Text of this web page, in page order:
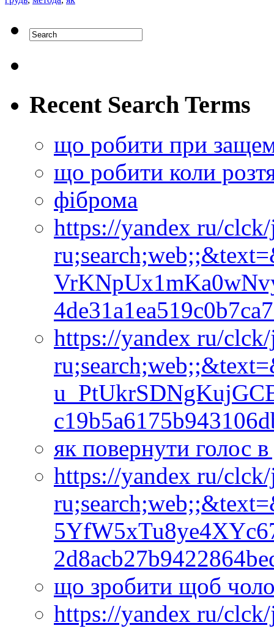
Recent Search Terms
що робити при
що робити коли
фіброма
https://yandex ru/
https://yandex ru/
як повернути голос
https://yandex ru/
що зробити щоб
https://yandex ru/